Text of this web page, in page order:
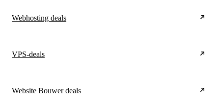
Webhosting deals
VPS-deals
Website Bouwer deals